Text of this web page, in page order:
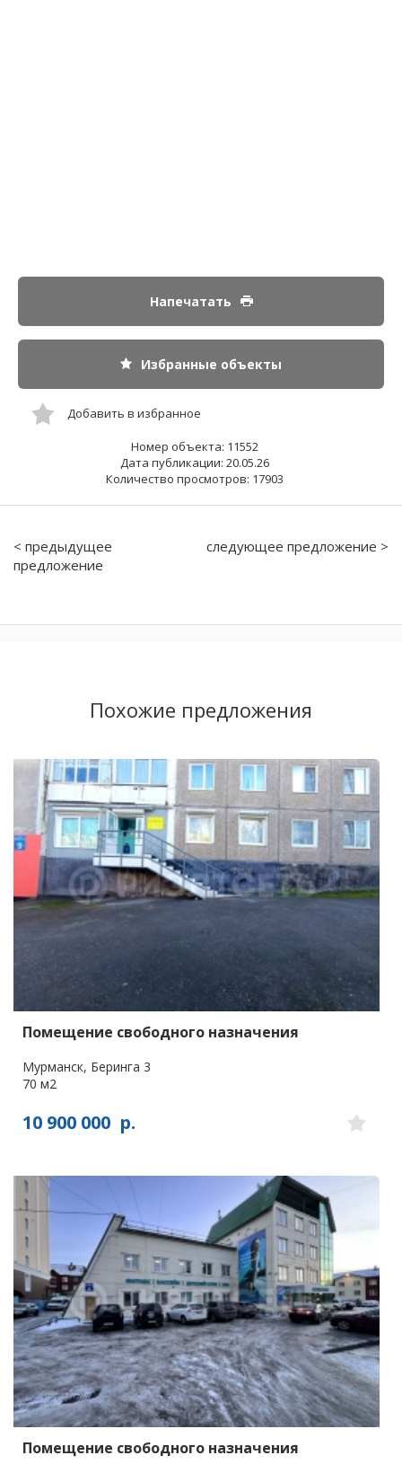
Напечатать
Избранные объекты
Добавить в избранное
Номер объекта: 11552
Дата публикации: 20.05.26
Количество просмотров: 17903
< предыдущее
предложение
следующее предложение >
Похожие предложения
Помещение свободного назначения
Мурманск, Беринга 3
70 м2
10 900 000 р.
Помещение свободного назначения